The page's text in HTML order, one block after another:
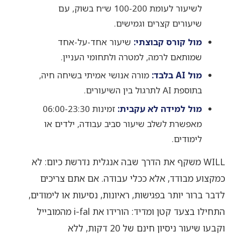
לשיעור לעומת 100-200 ש״ח בשוק, עם
שיעורים קצרים וגמישים.
מול קורס קבוצתי: שיעור אחד-על-אחד
שמותאם לרמה, למטרה ולתחומי העניין.
מול AI בלבד:
מורה אנושי אמיתי בשיחה חיה,
בתוספת AI לתרגול בין השיעורים.
מול למידה לא עקבית:
זמינות 06:00-23:30
מאפשרת לשלב שיעור סביב עבודה, ילדים או
לימודים.
WILL משקף את הדרך שבה אנגלית נדרשת כיום: לא
כמקצוע מבודד, אלא ככלי עבודה. אם אתם צריכים
לדבר ברור יותר בפגישות, ראיונות, נסיעות או לימודים,
התחילו בצעד קטן ומדיד: הורידו את i-fal מהמובייל
וקבעו שיעור ניסיון חינם של 20 דקות, ללא